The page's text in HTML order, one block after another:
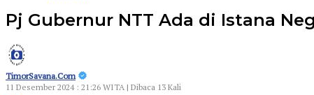
Pj Gubernur NTT Ada di Istana
TimorSavana.Com
11 Desember 2024 : 21:26 WITA | Dibaca 13 Kali